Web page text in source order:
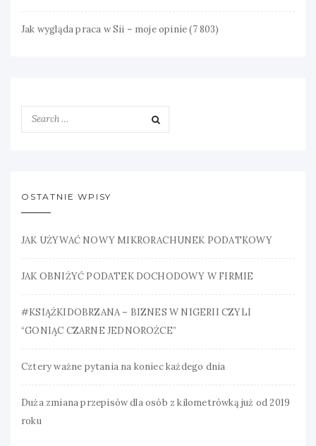
Jak wygląda praca w Sii – moje opinie (7 803)
OSTATNIE WPISY
JAK UŻYWAĆ NOWY MIKRORACHUNEK PODATKOWY
JAK OBNIŻYĆ PODATEK DOCHODOWY W FIRMIE
#KSIĄŻKIDOBRZANA – BIZNES W NIGERII CZYLI
“GONIĄC CZARNE JEDNOROŻCE”
Cztery ważne pytania na koniec każdego dnia
Duża zmiana przepisów dla osób z kilometrówką już od 2019
roku